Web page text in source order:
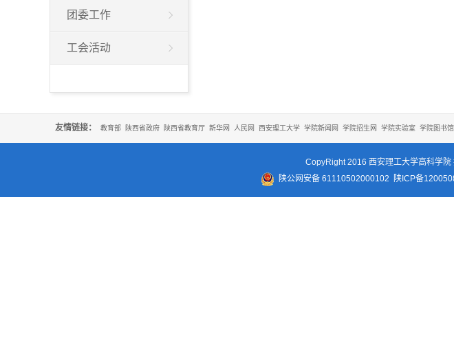
团委工作
工会活动
友情链接： 教育部 陕西省政府 陕西省教育厅 新华网 人民网 西安理工大学 学院新闻网 学院招生网 学院实验室 学院图书馆
CopyRight 2016 西安理工大学高科学
陕公网安备 61110502000102
陕ICP备